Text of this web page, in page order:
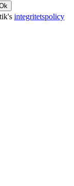
integritetspolicy